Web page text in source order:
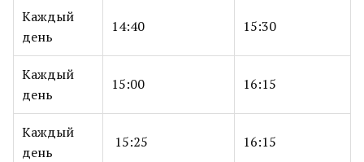
Каждый
день
14:40 15:30
Каждый
день
15:00 16:15
Каждый
день
15:25 16:15